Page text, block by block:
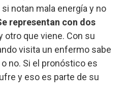
notan mala energía y no
representan con dos
otro que viene. Con su
visita un enfermo sabe
no. Si el pronóstico es
y eso es parte de su